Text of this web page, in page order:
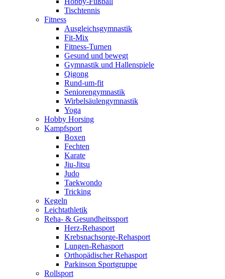
Tischtennis
Fitness
Ausgleichsgymnastik
Fit-Mix
Fitness-Turnen
Gesund und bewegt
Gymnastik und Hallenspiele
Qigong
Rund-um-fit
Seniorengymnastik
Wirbelsäulengymnastik
Yoga
Hobby Horsing
Kampfsport
Boxen
Fechten
Karate
Jiu-Jitsu
Judo
Taekwondo
Tricking
Kegeln
Leichtathletik
Reha- & Gesundheitssport
Herz-Rehasport
Krebsnachsorge-Rehasport
Lungen-Rehasport
Orthopädischer Rehasport
Parkinson Sportgruppe
Rollsport